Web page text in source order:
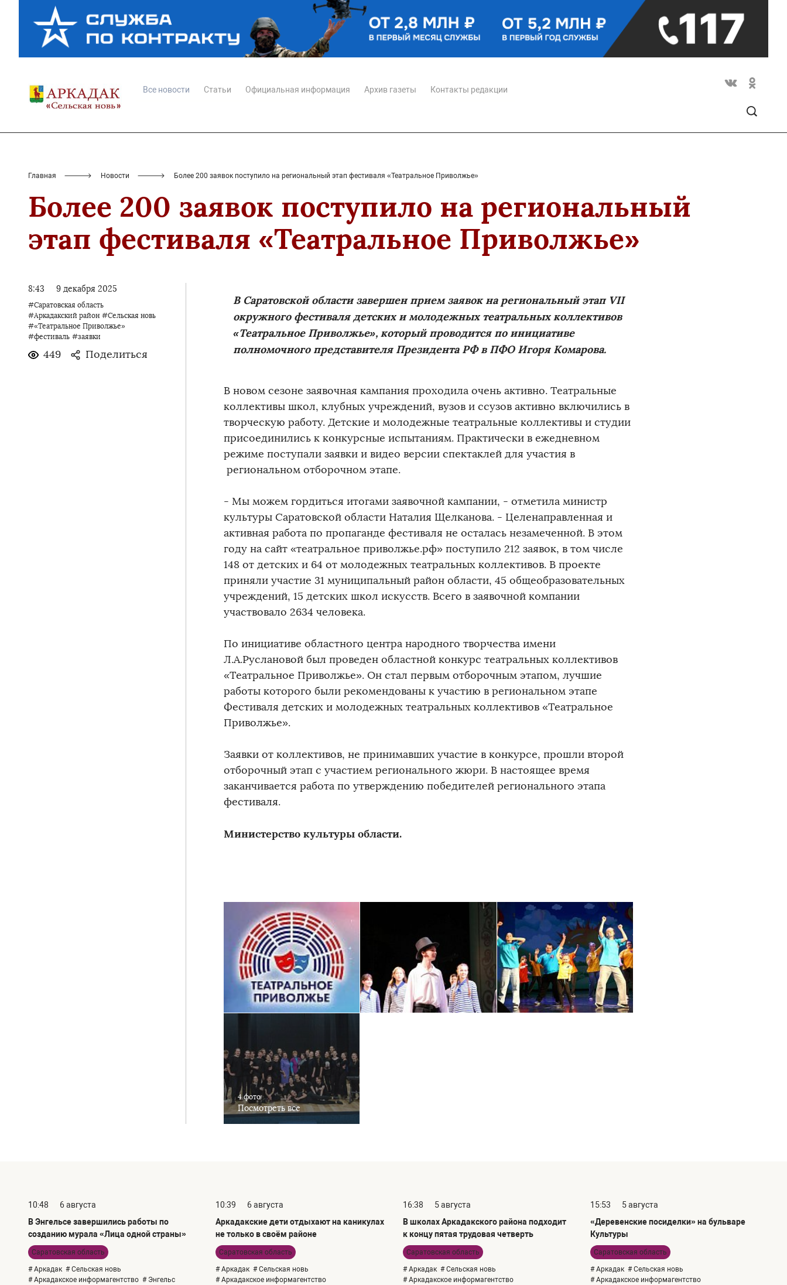
Все новости Статьи Официальная информация Архив газеты Контакты редакции
Главная Новости Более 200 заявок поступило на региональный этап фестиваля «Театральное Приволжье»
Более 200 заявок поступило на региональный
этап фестиваля «Театральное Приволжье»
8:43 9 декабря 2025
#Саратовская область
#Аркадакский район #Сельская новь
#«Театральное Приволжье»
#фестиваль #заявки
449 Поделиться
В Саратовской области завершен прием заявок на региональный этап VII
окружного фестиваля детских и молодежных театральных коллективов
«Театральное Приволжье», который проводится по инициативе
полномочного представителя Президента РФ в ПФО Игоря Комарова.
В новом сезоне заявочная кампания проходила очень активно. Театральные
коллективы школ, клубных учреждений, вузов и ссузов активно включились в
творческую работу. Детские и молодежные театральные коллективы и студии
присоединились к конкурсные испытаниям. Практически в ежедневном
режиме поступали заявки и видео версии спектаклей для участия в
региональном отборочном этапе.
- Мы можем гордиться итогами заявочной кампании, - отметила министр
культуры Саратовской области Наталия Щелканова. - Целенаправленная и
активная работа по пропаганде фестиваля не осталась незамеченной. В этом
году на сайт «театральное приволжье.рф» поступило 212 заявок, в том числе
148 от детских и 64 от молодежных театральных коллективов. В проекте
приняли участие 31 муниципальный район области, 45 общеобразовательных
учреждений, 15 детских школ искусств. Всего в заявочной компании
участвовало 2634 человека.
По инициативе областного центра народного творчества имени
Л.А.Руслановой был проведен областной конкурс театральных коллективов
«Театральное Приволжье». Он стал первым отборочным этапом, лучшие
работы которого были рекомендованы к участию в региональном этапе
Фестиваля детских и молодежных театральных коллективов «Театральное
Приволжье».
Заявки от коллективов, не принимавших участие в конкурсе, прошли второй
отборочный этап с участием регионального жюри. В настоящее время
заканчивается работа по утверждению победителей регионального этапа
фестиваля.
Министерство культуры области.
4 фото
Посмотреть все
10:48
6 августа
В Энгельсе завершились работы по
созданию мурала «Лица одной страны»
Саратовская область
# Аркадак # Сельская новь
# Аркадакское информагентство # Энгельс
10:39
6 августа
Аркадакские дети отдыхают на каникулах
не только в своём районе
Саратовская область
# Аркадак # Сельская новь
# Аркадакское информагентство
16:38
5 августа
В школах Аркадакского района подходит
к концу пятая трудовая четверть
Саратовская область
# Аркадак # Сельская новь
# Аркадакское информагентство
15:53
5 августа
«Деревенские посиделки» на бульваре
Культуры
Саратовская область
# Аркадак # Сельская новь
# Аркадакское информагентство